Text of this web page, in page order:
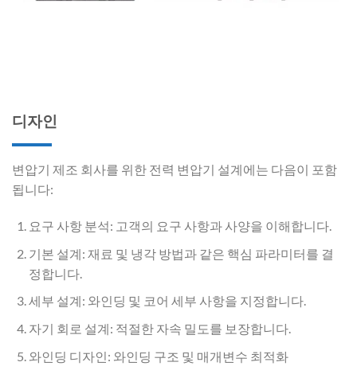
디자인
변압기 제조 회사를 위한 전력 변압기 설계에는 다음이 포함
됩니다:
요구 사항 분석: 고객의 요구 사항과 사양을 이해합니다.
기본 설계: 재료 및 냉각 방법과 같은 핵심 파라미터를 결
정합니다.
세부 설계: 와인딩 및 코어 세부 사항을 지정합니다.
자기 회로 설계: 적절한 자속 밀도를 보장합니다.
와인딩 디자인: 와인딩 구조 및 매개변수 최적화